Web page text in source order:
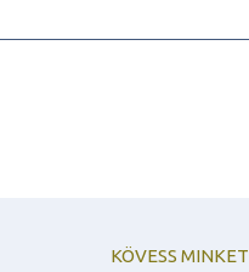
KÖVESS MINKET